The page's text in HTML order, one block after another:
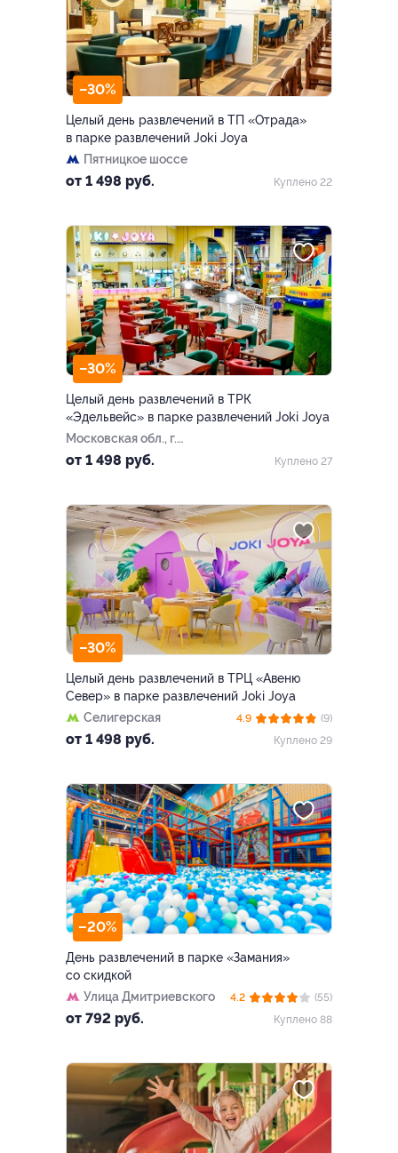
–30%
Целый день развлечений в ТП «Отрада»
в парке развлечений Joki Joya
Пятницкое шоссе
от 1 498 руб. Куплено 22
–30%
Целый день развлечений в ТРК
«Эдельвейс» в парке развлечений Joki Joya
Московская обл., г.
Балашиха, ​мкр-н
«Эдельвейс»​)
от 1 498 руб. Куплено 27
–30%
Целый день развлечений в ТРЦ «Авеню
Север» в парке развлечений Joki Joya
Селигерская
от 1 498 руб.
4.9
(9)
Куплено 29
–20%
День развлечений в парке «Замания»
со скидкой
Улица Дмитриевского
от 792 руб.
4.2
(55)
Куплено 88